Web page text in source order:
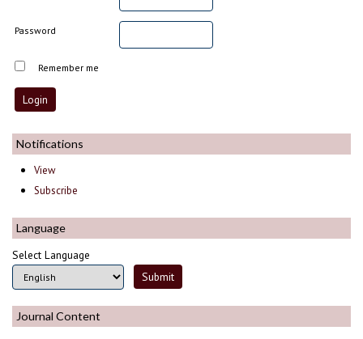
Password
Remember me
Notifications
View
Subscribe
Language
Select Language
Journal Content